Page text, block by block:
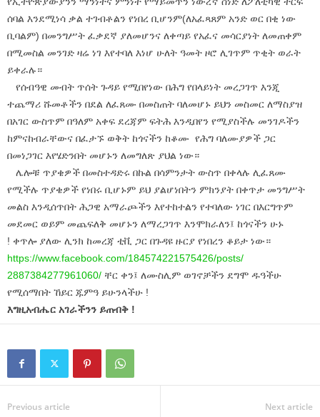
ሰባል እንደሚነሳ ቃል ተገብቶልን የነበረ ቢሆንም(ለአፈጻጸም አንድ ወር በቂ ነው
ቢባልም) በመንግሥት ፈቃደኛ ያለመሆንና ለቀጣይ የአፈና መሳርያነት ለመጠቀም
በሚመስል መንገድ ዛሬ ነገ እየተባለ እነሆ ሁለት ዓመት ዞሮ ሊገጥም ጥቂት ወራት
ይቀራሉ።
የሰብዓዊ መብት ጥሰት ጉዳይ የሚበየነው በሕግ የበላይነት መረጋገጥ እንጂ
ተጨማሪ ሹመቶችን በደል ለፈጸሙ በመስጠት ባለመሆኑ ይህን መስመር ለማስያዝ
በአገር ውስጥም በዓለም አቀፍ ደረጃም ፍትሕ እንዲበየን የሚያስችሉ መንገዶችን
ከምናከብራቸውና በፈታኙ ወቅት ከጎናችን ከቆሙ የሕግ ባለሙያዎች ጋር
በመነጋገር እየሄድንበት መሆኑን ለመግለጽ ያህል ነው።
ሌሎቹ ጥያቄዎች በመስተዳድሩ በኩል በሳምንታት ውስጥ በቀላሉ ሊፈጸሙ
የሚችሉ ጥያቄዎች የነበሩ ቢሆኑም ይህ ያልሆነበትን ምክንያት በቀጥታ መንግሥት
መልስ እንዲሰጥበት ሕጋዊ አማራጮችን እየተከተልን የተባለው ነገር በእርግጥም
መደመር ወይም መጨፍለቅ መሆኑን ለማረጋገጥ እንሞክራለን፤ ከጎናችን ሁኑ
! ቀጥሎ ያለው ሊንክ ከመረጃ ቲቪ ጋር በጉዳዩ ዙርያ የነበረን ቆይታ ነው።
https://www.facebook.com/184574221575426/posts/
2887384277961060/ ቸር ቀን፤ ለሙስሊም ወገኖቻችን ደግሞ ዱዓችሁ
የሚሰማበት ኸይር ጁምዓ ይሁንላችሁ !
እግዚአብሔር አገራችንን ይጠብቅ !
Previous article Next article